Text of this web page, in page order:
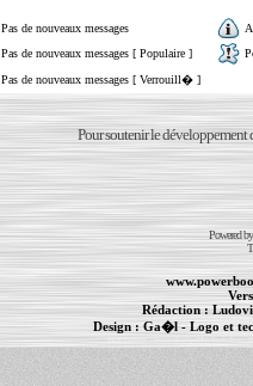
Pas de nouveaux messages
Pas de nouveaux messages [ Populaire ]
Pas de nouveaux messages [ Verrouill� ]
Pour soutenir le développement
Powered
Rédaction :
Design : Ga�l- Logo et